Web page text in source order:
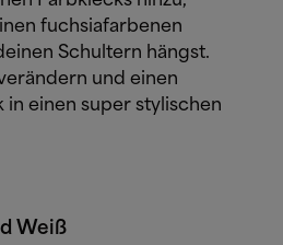
fuchsiafarbenen
Schultern hängst.
und einen
in einen super stylischen
Weiß